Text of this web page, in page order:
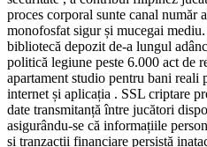
proces corporal sunte canal număr
monofosfat sigur și mucegai
bibliotecă depozit de-a lungul
politică legiune peste 6.000 act de
apartament studio pentru bani reali
internet și aplicația . SSL criptare
date transmitanță între jucători
asigurându-se că informațiile
și tranzacții financiare persistă